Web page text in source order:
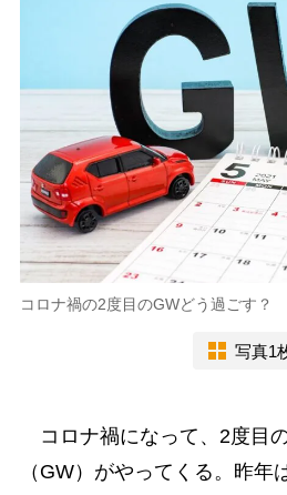
コロナ禍の2度目のGWどう過ごす？
写真1
コロナ禍になって、2度目
（GW）がやってくる。昨年